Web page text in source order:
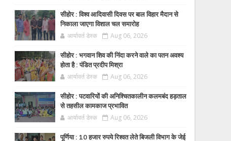
सीहोर : विश्व आदिवासी दिवस पर बाल विहार मैदान से
निकाला जाएगा विशाल चल समारोह
आर्यावर्त डेस्क Aug 06, 2026
सीहोर : भगवान शिव की निंदा करने वाले का पतन अवश्य
होता है : पंडित प्रदीप मिश्रा
आर्यावर्त डेस्क Aug 06, 2026
सीहोर : पटवारियों की अनिश्चितकालीन कलमबंद हड़ताल
से तहसील कामकाज प्रभावित
आर्यावर्त डेस्क Aug 06, 2026
पूर्णिया : 10 हजार रुपये रिश्वत लेते बिजली विभाग के जेई